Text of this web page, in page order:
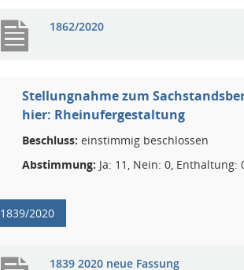
1862/2020
Stellungnahme zum
hier: Rheinufergestaltung
Beschluss: einstimmig beschlossen
Abstimmung: Ja: 11, Nein: 0, Enthaltung:
1839/2020
1839 2020 neue Fassung